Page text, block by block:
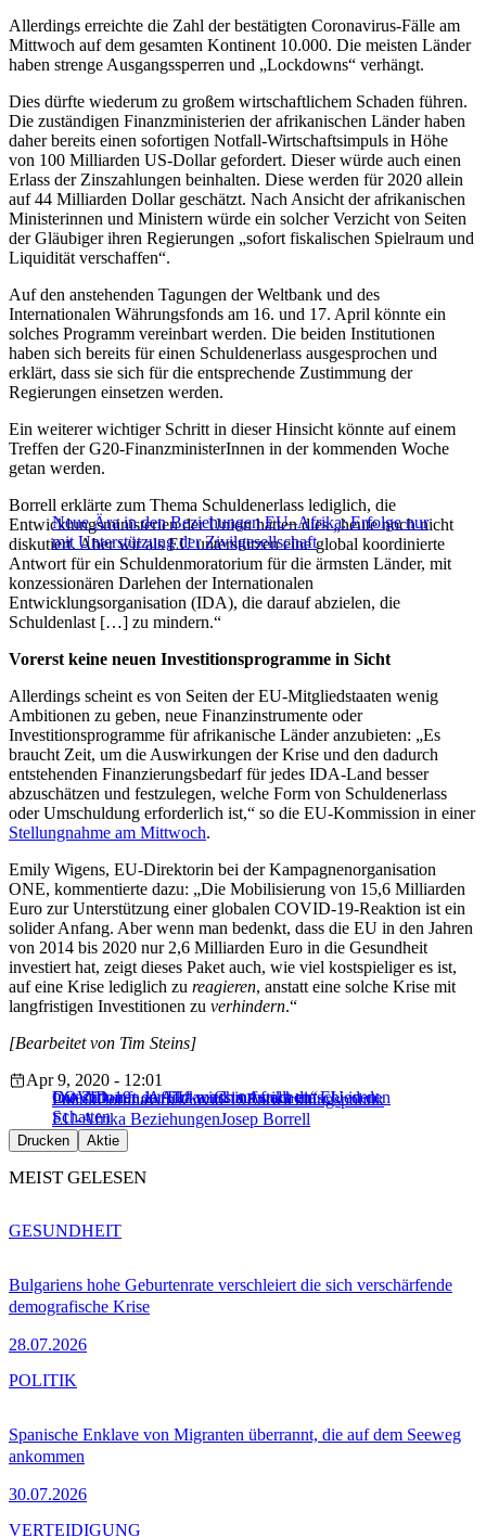
Allerdings erreichte die Zahl der bestätigten Coronavirus-Fälle am
Mittwoch auf dem gesamten Kontinent 10.000. Die meisten Länder
haben strenge Ausgangssperren und „Lockdowns“ verhängt.
Dies dürfte wiederum zu großem wirtschaftlichem Schaden führen.
Die zuständigen Finanzministerien der afrikanischen Länder haben
daher bereits einen sofortigen Notfall-Wirtschaftsimpuls in Höhe
von 100 Milliarden US-Dollar gefordert. Dieser würde auch einen
Erlass der Zinszahlungen beinhalten. Diese werden für 2020 allein
auf 44 Milliarden Dollar geschätzt. Nach Ansicht der afrikanischen
Ministerinnen und Ministern würde ein solcher Verzicht von Seiten
der Gläubiger ihren Regierungen „sofort fiskalischen Spielraum und
Liquidität verschaffen“.
Auf den anstehenden Tagungen der Weltbank und des
Internationalen Währungsfonds am 16. und 17. April könnte ein
solches Programm vereinbart werden. Die beiden Institutionen
haben sich bereits für einen Schuldenerlass ausgesprochen und
erklärt, dass sie sich für die entsprechende Zustimmung der
Regierungen einsetzen werden.
Ein weiterer wichtiger Schritt in dieser Hinsicht könnte auf einem
Treffen der G20-FinanzministerInnen in der kommenden Woche
getan werden.
Neue Ära in den Beziehungen EU–Afrika: Erfolge nur
mit Unterstützung der Zivilgesellschaft
Borrell erklärte zum Thema Schuldenerlass lediglich, die
Entwicklungsministerien der Union hätten dies „heute noch nicht
diskutiert. Aber wir als EU unterstützen eine global koordinierte
Antwort für ein Schuldenmoratorium für die ärmsten Länder, mit
konzessionären Darlehen der Internationalen
Entwicklungsorganisation (IDA), die darauf abzielen, die
Schuldenlast […] zu mindern.“
Vorerst keine neuen Investitionsprogramme in Sicht
Allerdings scheint es von Seiten der EU-Mitgliedstaaten wenig
Ambitionen zu geben, neue Finanzinstrumente oder
Investitionsprogramme für afrikanische Länder anzubieten: „Es
braucht Zeit, um die Auswirkungen der Krise und den dadurch
entstehenden Finanzierungsbedarf für jedes IDA-Land besser
abzuschätzen und festzulegen, welche Form von Schuldenerlass
oder Umschuldung erforderlich ist,“ so die EU-Kommission in einer
Stellungnahme am Mittwoch.
Emily Wigens, EU-Direktorin bei der Kampagnenorganisation
ONE, kommentierte dazu: „Die Mobilisierung von 15,6 Milliarden
Euro zur Unterstützung einer globalen COVID-19-Reaktion ist ein
solider Anfang. Aber wenn man bedenkt, dass die EU in den Jahren
von 2014 bis 2020 nur 2,6 Milliarden Euro in die Gesundheit
investiert hat, zeigt dieses Paket auch, wie viel kostspieliger es ist,
auf eine Krise lediglich zu reagieren, anstatt eine solche Krise mit
langfristigen Investitionen zu verhindern.“
[Bearbeitet von Tim Steins]
COVID-19: „Afrika muss aufwachen“
Investitionen in Afrika: China stellt die EU in den
Schatten
Die Zukunft der EU wird in Afrika entschieden
Apr 9, 2020 - 12:01
PolitikCoronavirusCovid-19Entwicklungspolitik
EU-Afrika BeziehungenJosep Borrell
Drucken Aktie
MEIST GELESEN
Bulgariens hohe Geburtenrate verschleiert die sich verschärfende
demografische Krise
28.07.2026
GESUNDHEIT
Spanische Enklave von Migranten überrannt, die auf dem Seeweg
ankommen
30.07.2026
POLITIK
VERTEIDIGUNG